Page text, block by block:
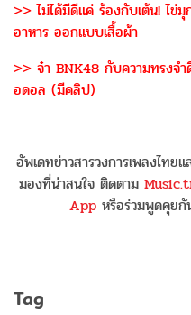
>> ไม่ได้มีดีแค่ ร้องกับเต้น! ไข่
อาหาร ออกแบบเสื้อผ้า
>> จ๋า BNK48 กับความทรงจำ
อดอล (มีคลิป)
อัพเดทข่าวสารวงการเพลงไท
มองที่น่าสนใจ ติดตาม
App หรือร่วมพูดคุยกั
Tag